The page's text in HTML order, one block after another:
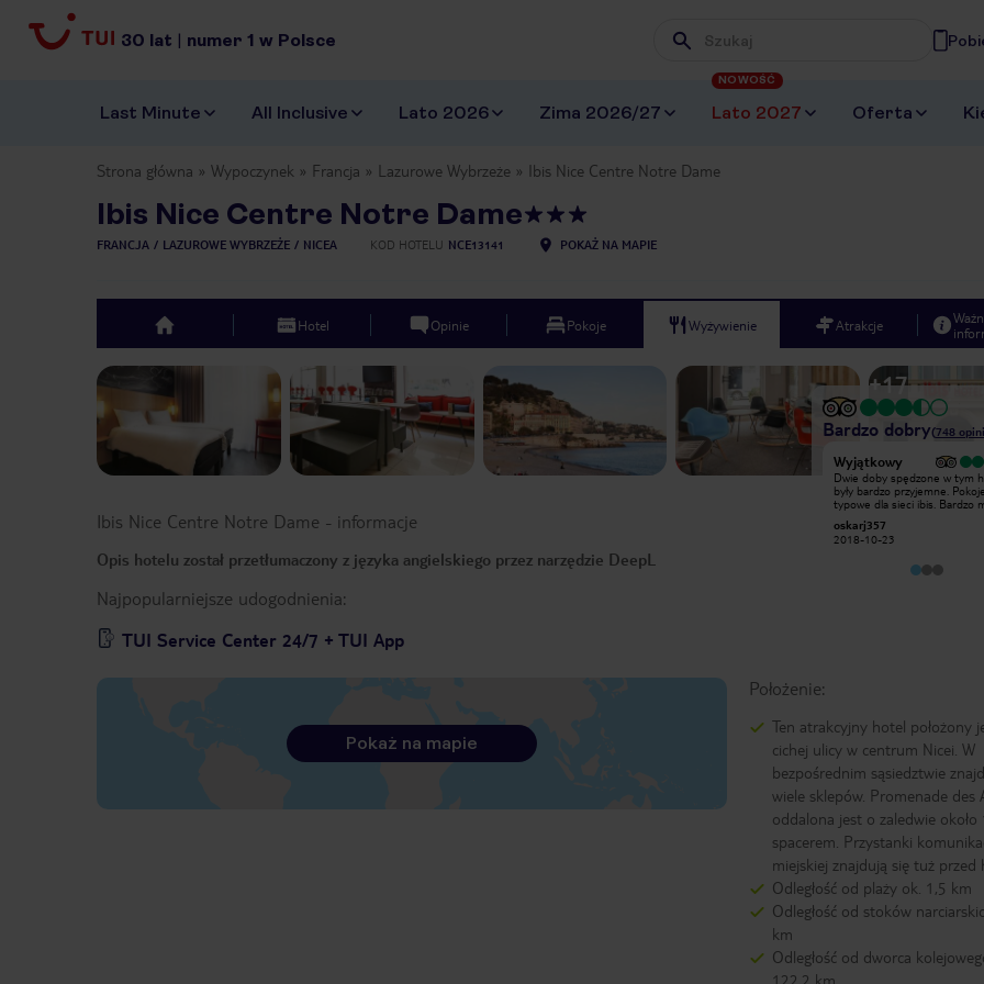
30 lat | numer 1 w Polsce Wpisz frazę, której szukasz
Last Minute All Inclusive Lato 2026 Zima 2026/27 Lato 2027
NOWOŚĆ
Oferta
Strona główna Wypoczynek Francja Lazurowe Wybrzeże Ibis Nice Centre Notre Dame
Ibis Nice Centre Notre Dame
FRANCJA LAZUROWE WYBRZEŻE NICEA KOD HOTELU NCE13141 POKAŻ NA MAPIE
top Hotel Opinie Pokoje Wyżywienie Atrakcje
+17
Bardzo dobry(748
Dogodna lokalizacja: do placu
kontynentalne. Jedynie obsługa przy
śniadaniach kiepska, nie reagująca na
Wyjątkowy
Dwie doby spędzone w tym
były bardzo przyjemne. Pokoje
typowe dla sieci ibis. Bardzo
śniadania. Miała atmosfera.
się tam bardzo dobrze. Bardzo
oskarj357
2018-10-23
Ibis Nice Centre Notre Dame - informacje
Opis hotelu został przetłumaczony z języka angielskiego przez narzędzie DeepL
Najpopularniejsze udogodnienia:
TUI Service Center 24/7 + TUI App
Położenie:
Ten atrakcyjny hotel położony
cichej ulicy w centrum Nicei. W
bezpośrednim sąsiedztwie
wiele sklepów. Promenade des
oddalona jest o zaledwie
spacerem. Przystanki
miejskiej znajdują się tuż przed
Odległość od plaży ok. 1,5 km
Odległość od stoków
km
Odległość od dworca
122,2 km
Pokaż na mapie